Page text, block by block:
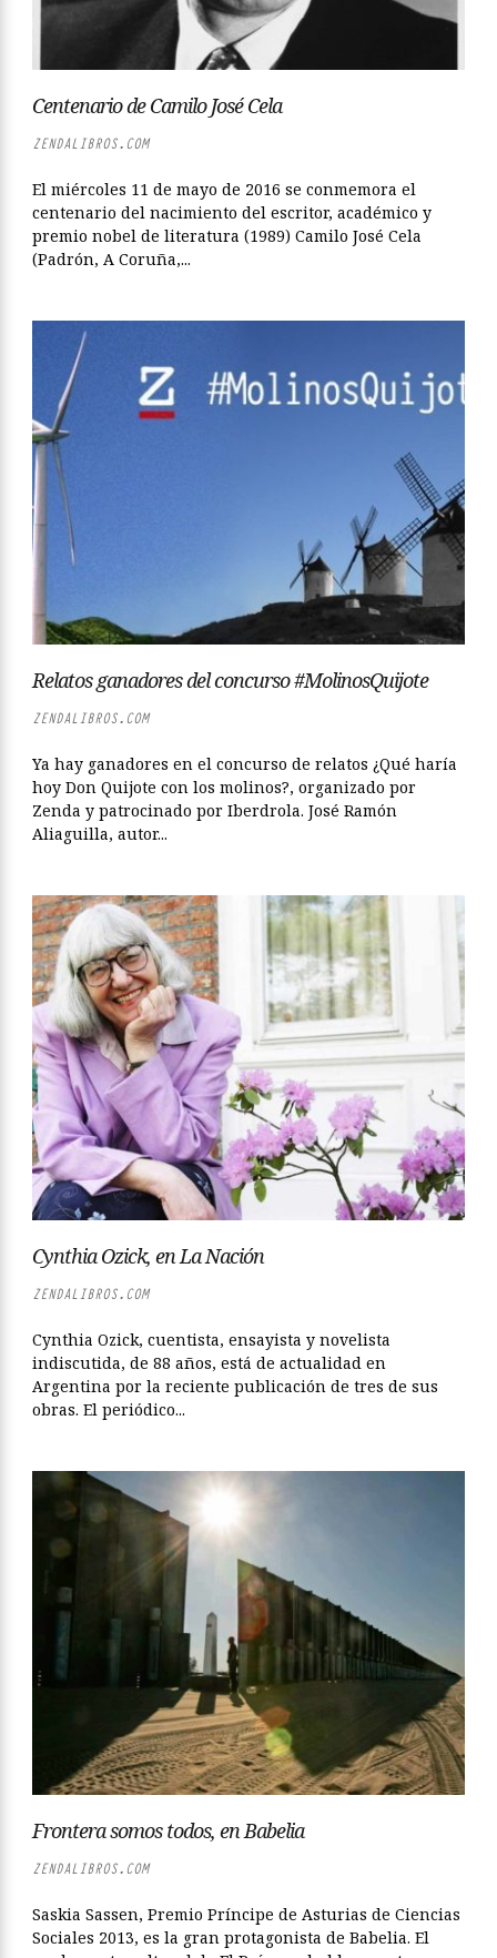
Centenario de Camilo José Cela
ZENDALIBROS.COM
El miércoles 11 de mayo de 2016 se conmemora el
centenario del nacimiento del escritor, académico y
premio nobel de literatura (1989) Camilo José Cela
(Padrón, A Coruña,...
Relatos ganadores del concurso #MolinosQuijote
ZENDALIBROS.COM
Ya hay ganadores en el concurso de relatos ¿Qué haría
hoy Don Quijote con los molinos?, organizado por
Zenda y patrocinado por Iberdrola. José Ramón
Aliaguilla, autor...
Cynthia Ozick, en La Nación
ZENDALIBROS.COM
Cynthia Ozick, cuentista, ensayista y novelista
indiscutida, de 88 años, está de actualidad en
Argentina por la reciente publicación de tres de sus
obras. El periódico...
Frontera somos todos, en Babelia
ZENDALIBROS.COM
Saskia Sassen, Premio Príncipe de Asturias de Ciencias
Sociales 2013, es la gran protagonista de Babelia. El